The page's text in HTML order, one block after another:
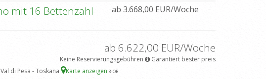
mit 16 Bettenzahl ab 3.668,00 EUR/Woche
ab 6.622,00 EUR/Woche
Keine Reservierungsgebühren
Garantiert bester preis
di Pesa - Toskana Karte anzeigen 3-OR